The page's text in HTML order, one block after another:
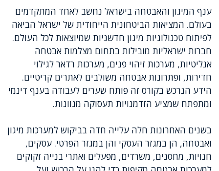
ענף המיגון והאבטחה בישראל נחשב לאחד המתקדמים
בעולם. המציאות הביטחונית הייחודית של ישראל הביאה
לפיתוח טכנולוגיות מיגון חדשניות שמיוצאות לכל העולם.
חברות ישראליות מובילות בתחום מצלמות אבטחה
אנליטיות, מערכות זיהוי פנים, מערכות רדאר לגילוי
חדירות, ופתרונות אבטחה משולבים לאתרים קריטיים.
הידע הנרכש בקורס זה פותח שערים לעבודה בענף דינמי
ומתפתח שמציע הזדמנויות תעסוקה מגוונות.
בשנים האחרונות חלה עלייה חדה בביקוש למערכות מיגון
ואבטחה, הן במגזר העסקי והן במגזר הפרטי. עסקים,
חנויות, מחסנים, משרדים, מפעלים ואתרי בנייה זקוקים